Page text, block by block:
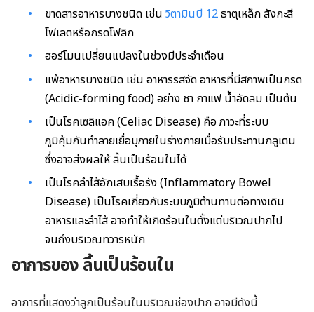
ขาดสารอาหารบางชนิด เช่น วิตามินบี 12ธาตุเหล็ก สังกะสี
โฟเลตหรือกรดโฟลิก
ฮอร์โมนเปลี่ยนแปลงในช่วงมีประจำเดือน
แพ้อาหารบางชนิด เช่น อาหารรสจัด อาหารที่มีสภาพเป็นกรด
(Acidic-forming food) อย่าง ชา กาแฟ น้ำอัดลม เป็นต้น
เป็นโรคเซลิแอค (Celiac Disease) คือ ภาวะที่ระบบ
ภูมิคุ้มกันทำลายเยื่อบุภายในร่างกายเมื่อรับประทานกลูเตน
ซึ่งอาจส่งผลให้ ลิ้นเป็นร้อนในได้
เป็นโรคลำไส้อักเสบเรื้อรัง (Inflammatory Bowel
Disease) เป็นโรคเกี่ยวกับระบบภูมิต้านทานต่อทางเดิน
อาหารและลำไส้ อาจทำให้เกิดร้อนในตั้งแต่บริเวณปากไป
จนถึงบริเวณทวารหนัก
อาการของ ลิ้นเป็นร้อนใน
อาการที่แสดงว่าลูกเป็นร้อนในบริเวณช่องปาก อาจมีดังนี้